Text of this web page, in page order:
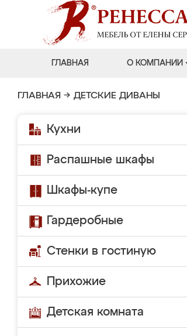
ГЛАВНАЯ О КОМПАНИИ
ГЛАВНАЯ → ДЕТСКИЕ ДИВАНЫ
Кухни
Распашные шкафы
Шкафы-купе
Гардеробные
Стенки в гостиную
Прихожие
Детская комната